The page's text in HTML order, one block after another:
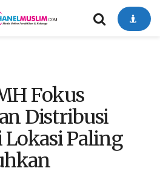
Fokus
Distribusi
Lokasi Paling